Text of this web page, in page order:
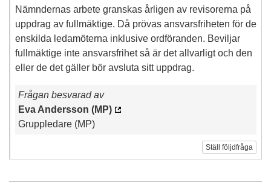
Nämndernas arbete granskas årligen av revisorerna på
uppdrag av fullmäktige. Då prövas ansvarsfriheten för de
enskilda ledamöterna inklusive ordföranden. Beviljar
fullmäktige inte ansvarsfrihet så är det allvarligt och den
eller de det gäller bör avsluta sitt uppdrag.
Frågan besvarad av
Eva Andersson (MP)
Gruppledare (MP)
Ställ följdfråga